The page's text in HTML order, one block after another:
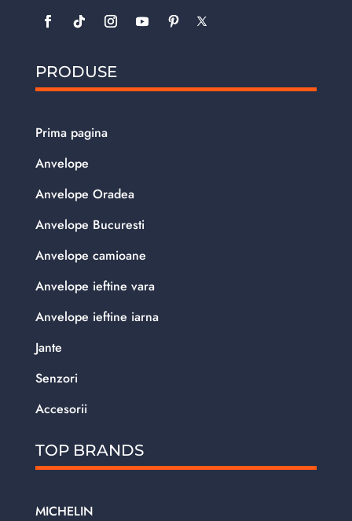
PRODUSE
Prima pagina
Anvelope
Anvelope Oradea
Anvelope Bucuresti
Anvelope camioane
Anvelope ieftine vara
Anvelope ieftine iarna
Jante
Senzori
Accesorii
TOP BRANDS
MICHELIN